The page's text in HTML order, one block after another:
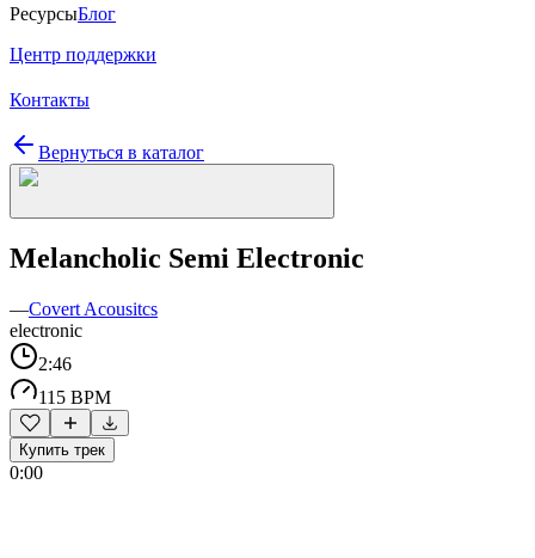
РесурсыБлог
Центр поддержки
Контакты
Вернуться в каталог
Melancholic Semi Electronic
—Covert Acousitcs
electronic
2:46
115 BPM
Купить трек
0:00